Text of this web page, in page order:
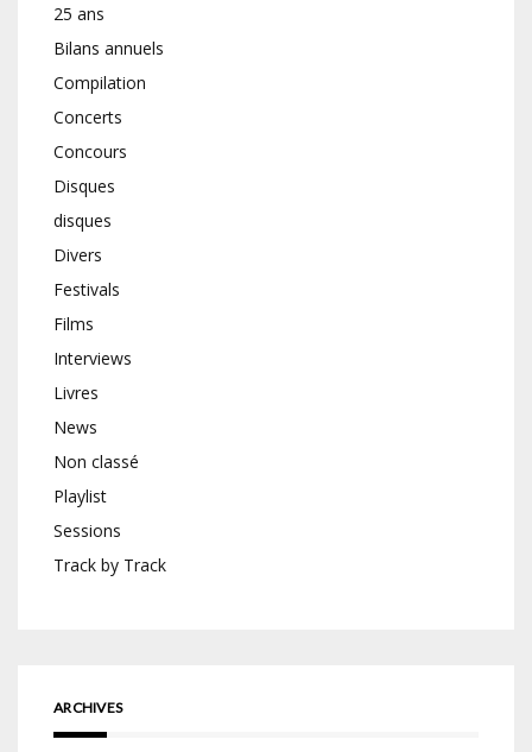
25 ans
Bilans annuels
Compilation
Concerts
Concours
Disques
disques
Divers
Festivals
Films
Interviews
Livres
News
Non classé
Playlist
Sessions
Track by Track
ARCHIVES